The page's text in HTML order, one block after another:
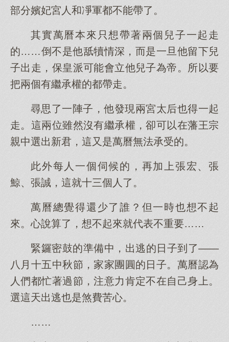
部分嬪妃宮人和凈軍都不能帶了。
其實萬曆本來只想帶著兩個兒子一起走
的……倒不是他舐犢情深，而是一旦他留下兒
子出走，保皇派可能會立他兒子為帝。所以要
把兩個有繼承權的都帶走。
尋思了一陣子，他發現兩宮太后也得一起
走。這兩位雖然沒有繼承權，卻可以在藩王宗
親中選出新君，這又是萬曆無法承受的。
此外每人一個伺候的，再加上張宏、張
鯨、張誠，這就十三個人了。
萬曆總覺得還少了誰？但一時也想不起
來。心說算了，想不起來就代表不重要……
緊鑼密鼓的準備中，出逃的日子到了——
八月十五中秋節，家家團圓的日子。萬曆認為
人們都忙著過節，注意力肯定不在自己身上。
選這天出逃也是煞費苦心。
……